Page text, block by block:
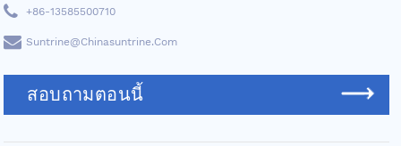
+86-13585500710
Suntrine@chinasuntrine.com
สอบถามตอนนี้